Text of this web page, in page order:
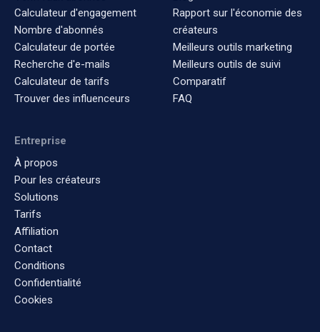
Calculateur d'engagement
Nombre d'abonnés
Calculateur de portée
Recherche d'e-mails
Calculateur de tarifs
Trouver des influenceurs
Rapport sur l'économie des
créateurs
Meilleurs outils marketing
Meilleurs outils de suivi
Comparatif
FAQ
Entreprise
À propos
Pour les créateurs
Solutions
Tarifs
Affiliation
Contact
Conditions
Confidentialité
Cookies